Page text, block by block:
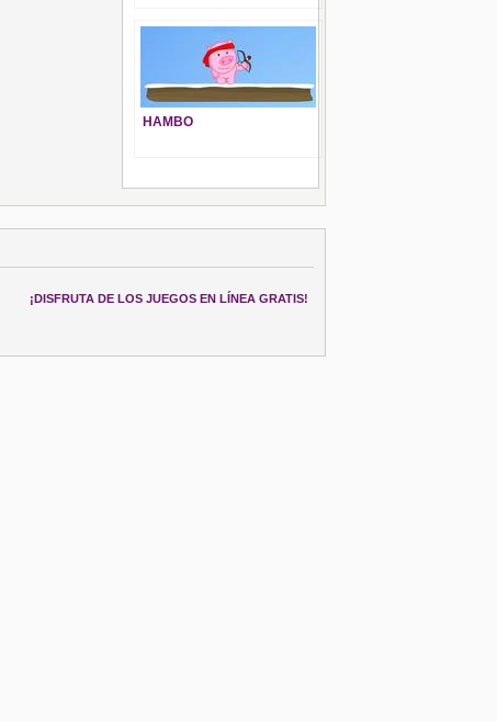
HAMBO
¡DISFRUTA DE LOS JUEGOS EN LÍNEA GRATIS!